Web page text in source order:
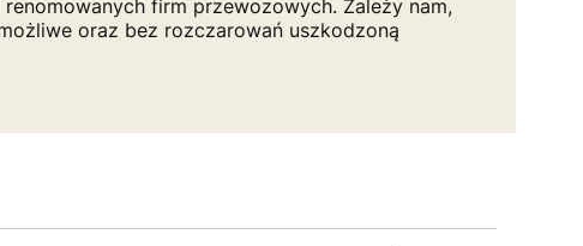
firm przewozowych. Zależy nam,
oraz bez rozczarowań uszkodzoną